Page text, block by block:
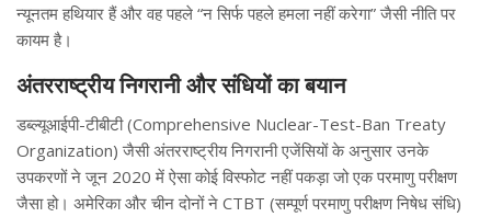
न्यूनतम हथियार हैं और वह पहले “न सिर्फ पहले हमला नहीं करेगा” जैसी नीति पर
कायम है।
अंतरराष्ट्रीय निगरानी और संधियों का बयान
डब्ल्यूआईपी-टीबीटी (Comprehensive Nuclear-Test-Ban Treaty
Organization) जैसी अंतरराष्ट्रीय निगरानी एजेंसियों के अनुसार उनके
उपकरणों ने जून 2020 में ऐसा कोई विस्फोट नहीं पकड़ा जो एक परमाणु परीक्षण
जैसा हो। अमेरिका और चीन दोनों ने CTBT (सम्पूर्ण परमाणु परीक्षण निषेध संधि)